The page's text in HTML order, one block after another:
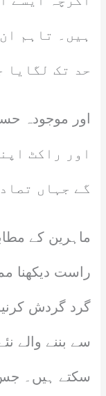
ہیں۔ تاہم
حد تک لگایا
اور راکٹ
گے جہاں
ماہرین کے
راست دیکھنا
گرد گردش
سے بننے والے
سکتے ہیں۔